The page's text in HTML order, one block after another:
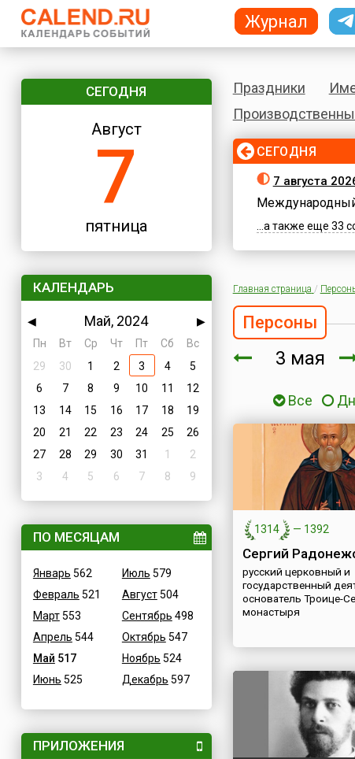
СЕГОДНЯ
Август
7
пятница
КАЛЕНДАРЬ
◀ Май, 2024
▶
Пн
Вт Ср Чт Пт Сб
Вс
29
30 1 2 3 4
5
6
7 8 9 10 11
12
13
14 15 16 17 18
19
20
21 22 23 24 25
26
27
28 29 30 31 1
2
3
4 5 6 7 8 9
ПО МЕСЯЦАМ
Январь 562
Февраль 521
Март553
Апрель 544
Май 517
Июнь 525
Июль 579
Август504
Сентябрь 498
Октябрь 547
Ноябрь 524
Декабрь 597
ПРИЛОЖЕНИЯ
Праздники
СЕГОДНЯ
7 августа
...а также еще 33
Главная страница /
Персоны
3 мая
Все
1314 — 1392
Сергий
русский церковный и
государственный
основатель Троице-
монастыря
Журнал